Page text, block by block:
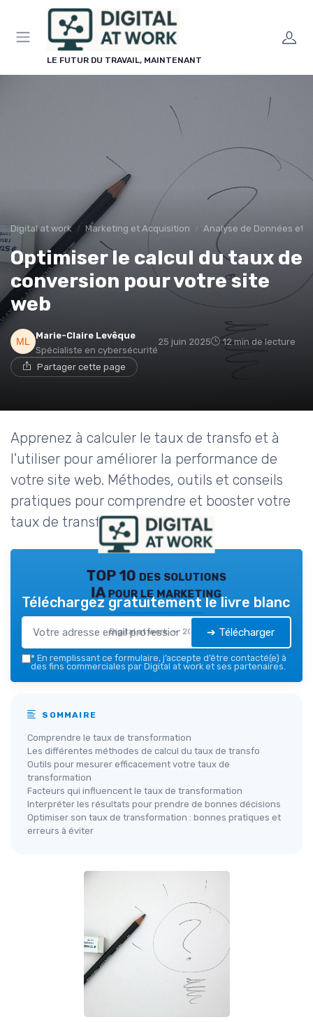
LE FUTUR DU TRAVAIL, MAINTENANT
Digital at work Marketing et Acquisition Analyse de Données et
Optimiser le calcul du taux de
conversion pour votre site
web
Marie-Claire Levêque
Spécialiste en cybersécurité
25 juin 2025 12 min de lecture
Partager cette page
Apprenez à calculer le taux de transfo et à
l'utiliser pour améliorer la performance de
votre site web. Méthodes, outils et conseils
pratiques pour comprendre et booster votre
taux de transformation.
TOP 10 des solutions
IA pour le marketing
Digital at work — 2026
Téléchargez gratuitement le livre blanc
➔ Télécharger
* En remplissant ce formulaire, j’accepte d’être contacté(e) à
des fins commerciales par Digital at work et ses partenaires.
SOMMAIRE
Comprendre le taux de transformation
Les différentes méthodes de calcul du taux de transfo
Outils pour mesurer efficacement votre taux de
transformation
Facteurs qui influencent le taux de transformation
Interpréter les résultats pour prendre de bonnes décisions
Optimiser son taux de transformation : bonnes pratiques et
erreurs à éviter
Panneau de gestion des cookies